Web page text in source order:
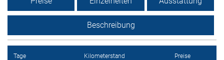
Mietbedingungen
Haufig gestellte fragen
Beschreibung
Tage Kilometerstand Preise